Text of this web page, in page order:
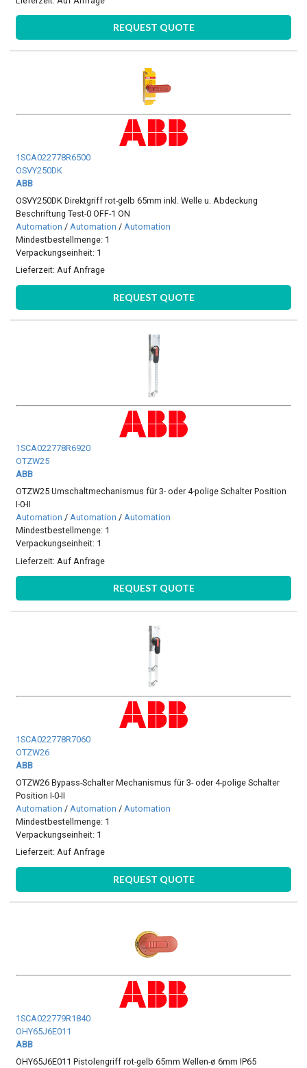
REQUEST QUOTE
1SCA022778R6500
OSVY250DK
ABB
OSVY250DK Direktgriff rot-gelb 65mm inkl. Welle u. Abdeckung
Beschriftung Test-0 OFF-1 ON
Automation / Automation / Automation
Mindestbestellmenge: 1
Verpackungseinheit: 1
Lieferzeit:Auf Anfrage
REQUEST QUOTE
1SCA022778R6920
OTZW25
ABB
OTZW25 Umschaltmechanismus für 3- oder 4-polige Schalter Position
I-0-II
Automation /Automation /Automation
Mindestbestellmenge: 1
Verpackungseinheit: 1
Lieferzeit: Auf Anfrage
REQUEST QUOTE
1SCA022778R7060
OTZW26
ABB
OTZW26 Bypass-Schalter Mechanismus für 3- oder 4-polige Schalter
Position I-0-II
Automation / Automation / Automation
Mindestbestellmenge: 1
Verpackungseinheit: 1
Lieferzeit:Auf Anfrage
REQUEST QUOTE
1SCA022779R1840
OHY65J6E011
ABB
OHY65J6E011 Pistolengriff rot-gelb 65mm Wellen-ø 6mm IP65